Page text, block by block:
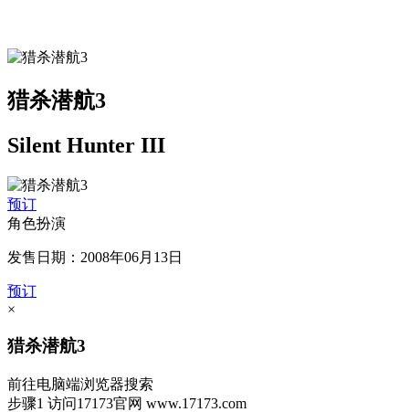
猎杀潜航3
Silent Hunter III
预订
角色扮演
发售日期：2008年06月13日
预订
×
猎杀潜航3
前往电脑端浏览器搜索
步骤1 访问17173官网 www.17173.com